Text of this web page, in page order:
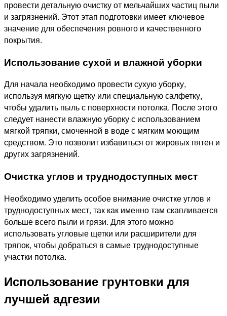
провести детальную очистку от мельчайших частиц пыли
и загрязнений. Этот этап подготовки имеет ключевое
значение для обеспечения ровного и качественного
покрытия.
Использование сухой и влажной уборки
Для начала необходимо провести сухую уборку,
используя мягкую щетку или специальную салфетку,
чтобы удалить пыль с поверхности потолка. После этого
следует нанести влажную уборку с использованием
мягкой тряпки, смоченной в воде с мягким моющим
средством. Это позволит избавиться от жировых пятен и
других загрязнений.
Очистка углов и труднодоступных мест
Необходимо уделить особое внимание очистке углов и
труднодоступных мест, так как именно там скапливается
больше всего пыли и грязи. Для этого можно
использовать угловые щетки или расширители для
тряпок, чтобы добраться в самые труднодоступные
участки потолка.
Использование грунтовки для
лучшей адгезии